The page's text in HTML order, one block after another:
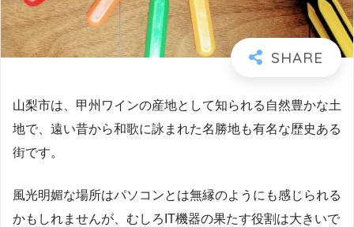
山梨市は、甲州ワインの産地として知られる自然豊かな土
地で、遠い昔から和歌に詠まれた名勝地も有名な歴史ある
街です。
風光明媚な場所はパソコンとは無縁のようにも感じられる
かもしれませんが、むしろIT機器の果たす役割は大きいで